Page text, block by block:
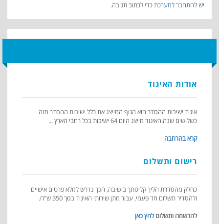
ישלהתחבר למערכת כדי לכתוב תגובה.
אודות האיגוד
איגוד ישיבות ההסדר הוא הגוף המייצג את כלל ישיבות ההסדר מזה
כשלושים שנה.האיגוד מייצג היום 64 ישיבות בכל רחבי הארץ ...
קרא בהרחבה
רישום ותשלום
כחלק מהסדרת הליך קליטתך בישיבה, הנך נדרש למלא פרטים אישיים
ולהסדיר תשלום חד פעמי, עבור מתן שירותי האיגוד בסך 350 ש"ח.
להרשמה ותשלוםלחץ כאן